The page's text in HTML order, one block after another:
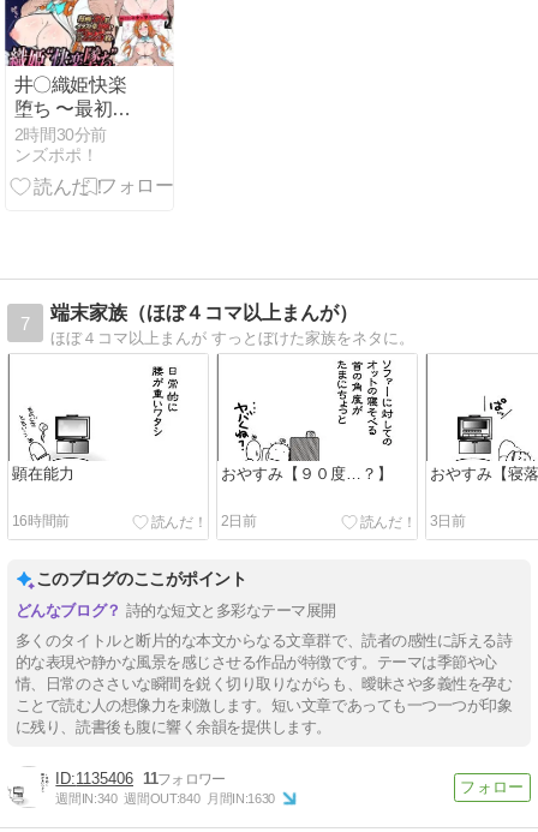
井〇織姫快楽
堕ち 〜最初は
嫌がってたの
に〜｜ふえる
て
2時間30分前
ンズポポ！
7
端末家族（ほぼ４コマ以上まんが）
ほぼ４コマ以上まんが すっとぼけた家族をネタに。
顕在能力
16時間前
おやすみ【９０度…？】
2日前
おやすみ【寝
3日前
このブログのここがポイント
詩的な短文と多彩なテーマ展開
多くのタイトルと断片的な本文からなる文章群で、読者の感性に訴える詩
的な表現や静かな風景を感じさせる作品が特徴です。テーマは季節や心
情、日常のささいな瞬間を鋭く切り取りながらも、曖昧さや多義性を孕む
ことで読む人の想像力を刺激します。短い文章であっても一つ一つが印象
に残り、読書後も腹に響く余韻を提供します。
1135406 11
週間IN:340 週間OUT:840 月間IN:1630